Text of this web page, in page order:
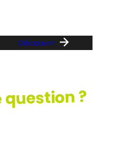
Découvrir
question ?